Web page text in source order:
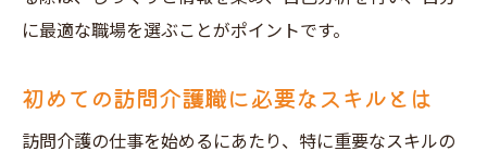
なのか
訪問介護職における神戸市中央区の魅力
地域密着型介護の利点とその影響
に最適な職場を選ぶことがポイントです。
初めての訪問介護職に必要なスキルとは
訪問介護の仕事を始めるにあたり、特に重要なスキルの